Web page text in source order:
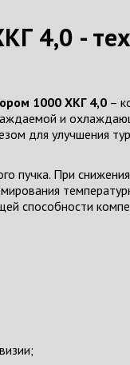
4,0 -
1000 ХКГ 4,0 –
и
для улучшения
пучка. При
способности